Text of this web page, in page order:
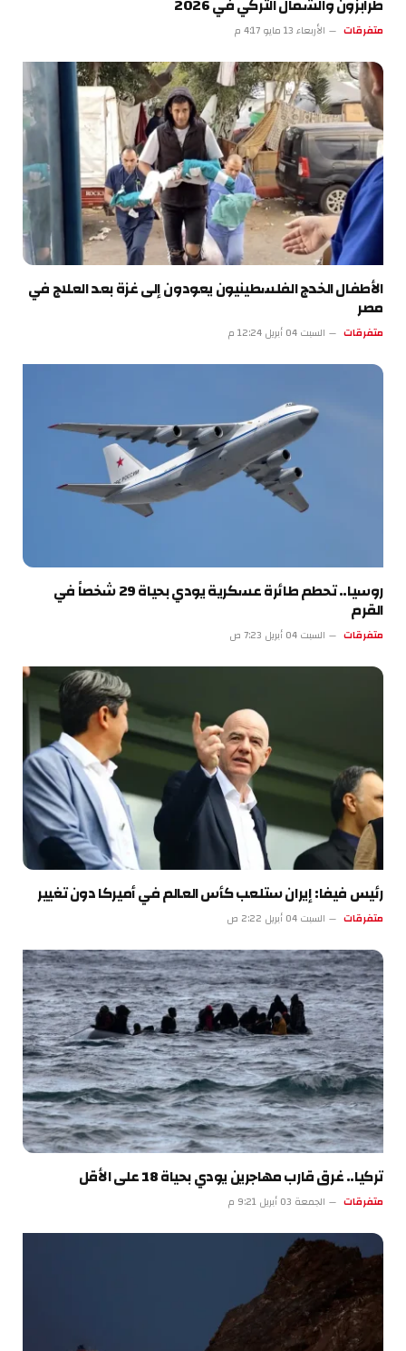
طرابزون والشمال التركي في 2026
متفرقات الأربعاء 13 مايو 4:17 م
الأطفال الخدج الفلسطينيون يعودون إلى غزة بعد العلاج في
مصر
متفرقات السبت 04 أبريل 12:24 م
روسيا.. تحطم طائرة عسكرية يودي بحياة 29 شخصاً في
القرم
متفرقات السبت 04 أبريل 7:23 ص
رئيس فيفا: إيران ستلعب كأس العالم في أميركا دون تغيير
متفرقات السبت 04 أبريل 2:22 ص
تركيا.. غرق قارب مهاجرين يودي بحياة 18 على الأقل
متفرقات الجمعة 03 أبريل 9:21 م